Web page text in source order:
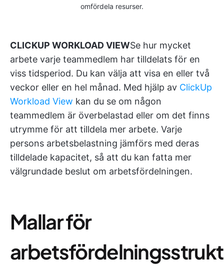
omfördela resurser.
CLICKUP WORKLOAD VIEWSe hur mycket
arbete varje teammedlem har tilldelats för en
viss tidsperiod. Du kan välja att visa en eller två
veckor eller en hel månad. Med hjälp av ClickUp
Workload View kan du se om någon
teammedlem är överbelastad eller om det finns
utrymme för att tilldela mer arbete. Varje
persons arbetsbelastning jämförs med deras
tilldelade kapacitet, så att du kan fatta mer
välgrundade beslut om arbetsfördelningen.
Mallar för